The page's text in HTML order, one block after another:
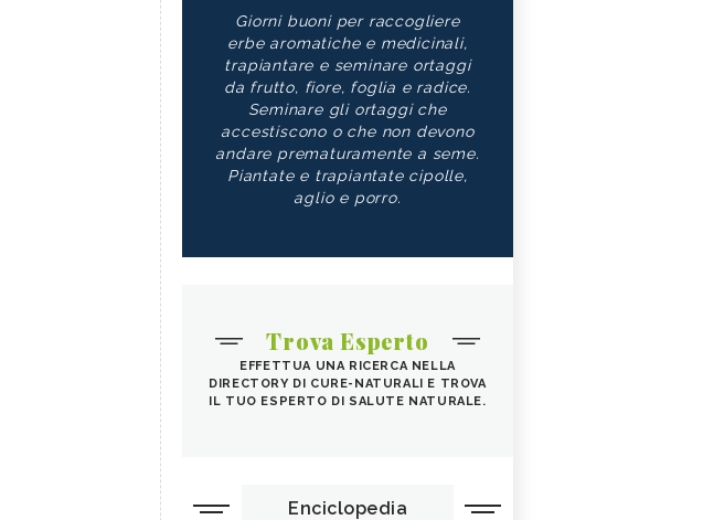
Giorni buoni per raccogliere
erbe aromatiche e medicinali,
trapiantare e seminare ortaggi
da frutto, fiore, foglia e radice.
Seminare gli ortaggi che
accestiscono o che non devono
andare prematuramente a seme.
Piantate e trapiantate cipolle,
aglio e porro.
Trova Esperto
EFFETTUA UNA RICERCA NELLA
DIRECTORY DI CURE-NATURALI E TROVA
IL TUO ESPERTO DI SALUTE NATURALE.
Enciclopedia